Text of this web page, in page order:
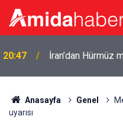
20:47 İran’dan Hürmüz
Anasayfa Genel
uyarısı